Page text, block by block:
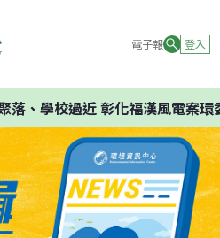
電子報 登入
、學校過近 彰化福漢風電案環委